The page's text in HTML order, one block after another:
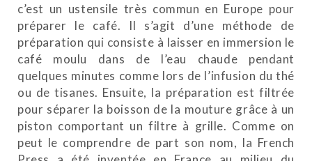
c’est un ustensile très commun en Europe pour
préparer le café. Il s’agit d’une méthode de
préparation qui consiste à laisser en immersion le
café moulu dans de l’eau chaude pendant
quelques minutes comme lors de l’infusion du thé
ou de tisanes. Ensuite, la préparation est filtrée
pour séparer la boisson de la mouture grâce à un
piston comportant un filtre à grille. Comme on
peut le comprendre de part son nom, la French